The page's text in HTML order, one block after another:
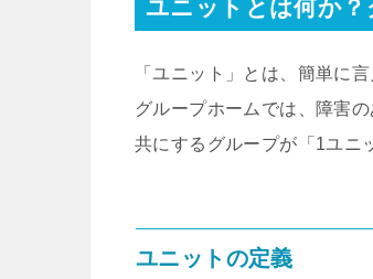
ユニットとは何か？
「ユニット」とは、簡単に
グループホームでは、障害
共にするグループが「1ユニ
ユニットの定義